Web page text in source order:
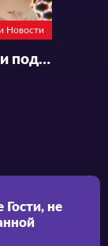
Новости
Трейлер и подробности к аниме «Tensei shitara Dainana Ouji Datta node, Kimama ni Majutsu wo Kiwamemasu»
Гости, не